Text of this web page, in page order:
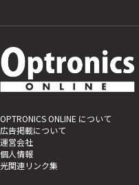
OPTRONICS ONLINE について
広告掲載について
運営会社
個人情報
光関連リンク集